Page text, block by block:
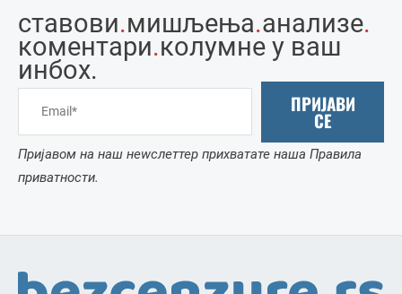
ставови.мишљења.анализе.
коментари.колумне у ваш
инбоx.
ПРИЈАВИ
СЕ
Пријавом на наш неwслеттер прихватате наша Правила
приватности.